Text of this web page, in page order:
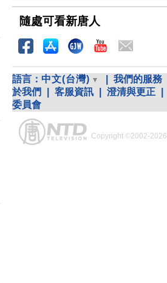
隨處可看新唐人
語言： 中文(台灣) 我們的服務
於我們
客服資訊 澄清與更正
委員會
Copyright ©2002-2026